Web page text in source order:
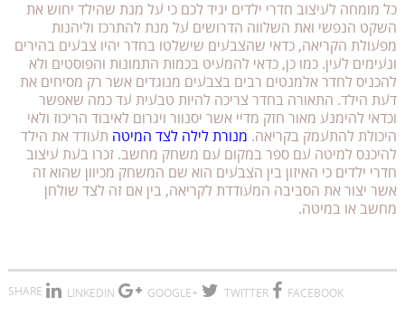
כל מומחה לעיצוב חדרי ילדים יגיד לכם כי על מנת שהילד יחוש את
השקט הנפשי ואת השלווה הדרושים על מנת להתרכז וליהנות
מפעולת הקריאה, כדאי שהצבעים שישלטו בחדר יהיו צבעים בהירים
ונעימים לעין. כמו כן, כדאי להמעיט בכמות התמונות והפוסטים ולא
להכניס לחדר אלמנטים רבים בצבעים מנוגדים אשר רק מסיחים את
דעת הילד. התאורה בחדר צריכה להיות טבעית עד כמה שאפשר
וכדאי להימנע מאור חזק מדיי אשר יסנוור ויגרום לאיבוד הריכוז ולאי
היכולת להתעמק בקריאה. מנורת לילה לצד המיטה תעודד את הילד
להיכנס למיטה עם ספר במקום עם משחק מחשב. זכרו בעת עיצוב
חדרי ילדים כי האיזון בין הצבעים הוא שם המשחק מכיוון שהוא זה
אשר יצור את הסביבה המעודדת לקריאה, בין אם זה לצד שולחן
מחשב או במיטה.
SHARE LINKEDIN +GOOGLE TWITTER FACEBOOK